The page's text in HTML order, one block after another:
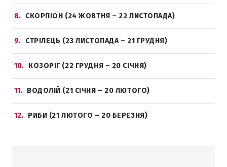
8 СКОРПІОН (24 ЖОВТНЯ – 22 ЛИСТОПАДА)
9 СТРІЛЕЦЬ (23 ЛИСТОПАДА – 21 ГРУДНЯ)
10 КОЗОРІГ (22 ГРУДНЯ – 20 СІЧНЯ)
11 ВОДОЛІЙ (21 СІЧНЯ – 20 ЛЮТОГО)
12 РИБИ (21 ЛЮТОГО – 20 БЕРЕЗНЯ)